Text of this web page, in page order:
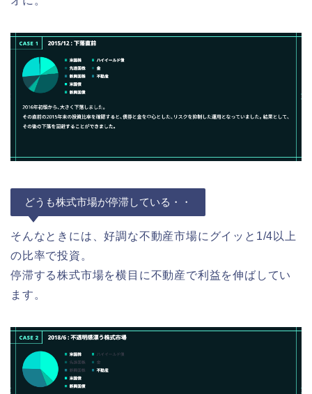
どうも株式市場が停滞している・・
そんなときには、好調な不動産市場にグイッと1/4以上
の比率で投資。
停滞する株式市場を横目に不動産で利益を伸ばしてい
ます。